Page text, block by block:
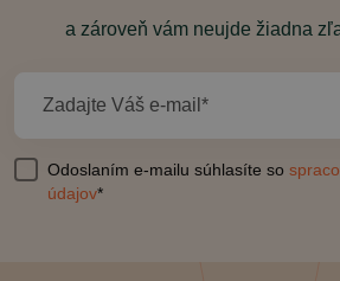
a zároveň vám neujde žiadna
Zadajte Váš e-mail*
Odoslaním e-mailu súhlasíte so
údajov*